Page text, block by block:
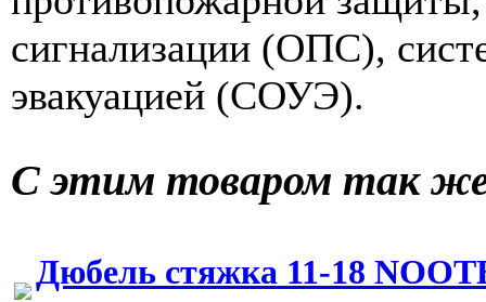
сигнализации (ОПС),
эвакуацией (СОУЭ).
С этим товаром так
Дюбель стяжка 11-18